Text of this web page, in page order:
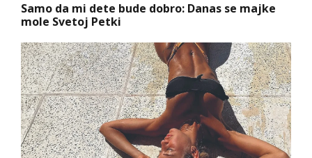
Samo da mi dete bude dobro: Danas se majke
mole Svetoj Petki